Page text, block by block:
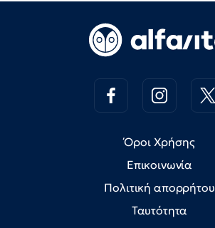
Όροι Χρήσης
Επικοινωνία
Πολιτική απορρήτου
Ταυτότητα